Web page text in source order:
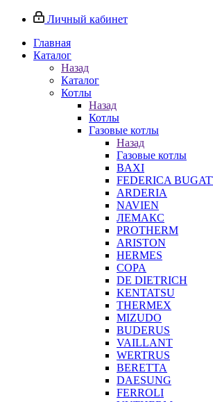
Личный кабинет
Главная
Каталог
Назад
Каталог
Котлы
Назад
Котлы
Газовые котлы
Назад
Газовые котлы
BAXI
FEDERICA
ARDERIA
NAVIEN
ЛЕМАКС
PROTHERM
ARISTON
HERMES
COPA
DE DIETRICH
KENTATSU
THERMEX
MIZUDO
BUDERUS
VAILLANT
WERTRUS
BERETTA
DAESUNG
FERROLI